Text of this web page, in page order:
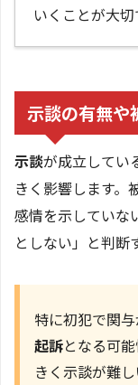
いくことが大切
示談の有無や
示談が成立してい
きく影響します。
感情を示していな
としない」と判断
特に初犯で関
起訴となる可
きく示談が難